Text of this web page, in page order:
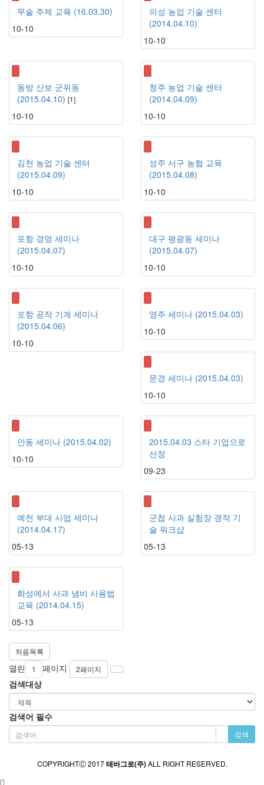
무술 주제 교육 (16.03.30)
10-10
의성 농업 기술 센터
(2014.04.10)
10-10
동방 산보 군위동
(2015.04.10) [1]
10-10
청주 농업 기술 센터
(2014.04.09)
10-10
김천 농업 기술 센터
(2015.04.09)
10-10
성주 서구 농협 교육
(2015.04.08)
10-10
포항 경영 세미나
(2015.04.07)
10-10
대구 평광동 세미나
(2015.04.07)
10-10
포항 공작 기계 세미나
(2015.04.06)
10-10
영주 세미나 (2015.04.03)
10-10
문경 세미나 (2015.04.03)
10-10
안동 세미나 (2015.04.02)
10-10
2015.04.03 스타 기업으로
선정
09-23
예천 부대 사업 세미나
(2014.04.17)
05-13
군첩 사과 실험장 경작 기
술 워크샵
05-13
화성에서 사과 냄비 사용법
교육 (2014.04.15)
05-13
처음목록
열린 1 페이지 2페이지
검색대상
검색어 필수
검색
COPYRIGHTⒸ 2017테바그로(주)ALL RIGHT RESERVED.